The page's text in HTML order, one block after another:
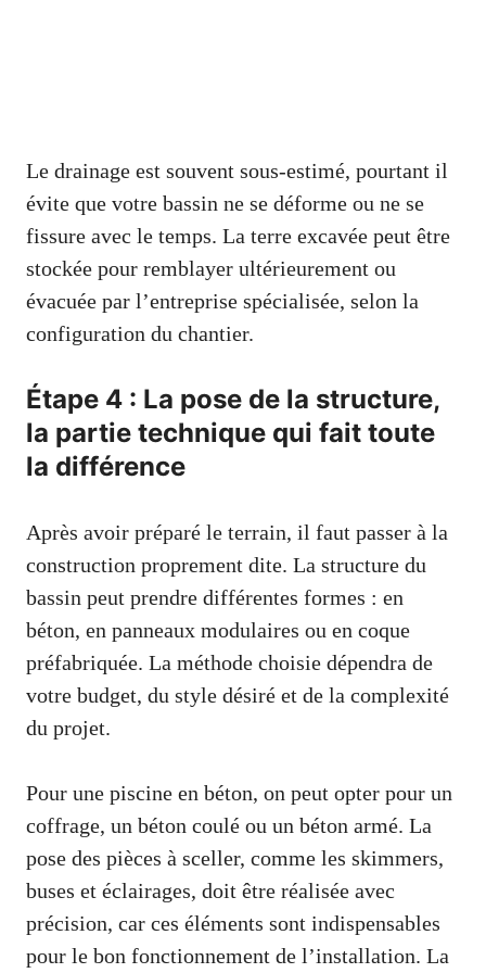
Le drainage est souvent sous-estimé, pourtant il
évite que votre bassin ne se déforme ou ne se
fissure avec le temps. La terre excavée peut être
stockée pour remblayer ultérieurement ou
évacuée par l’entreprise spécialisée, selon la
configuration du chantier.
Étape 4 : La pose de la structure,
la partie technique qui fait toute
la différence
Après avoir préparé le terrain, il faut passer à la
construction proprement dite. La structure du
bassin peut prendre différentes formes : en
béton, en panneaux modulaires ou en coque
préfabriquée. La méthode choisie dépendra de
votre budget, du style désiré et de la complexité
du projet.
Pour une piscine en béton, on peut opter pour un
coffrage, un béton coulé ou un béton armé. La
pose des pièces à sceller, comme les skimmers,
buses et éclairages, doit être réalisée avec
précision, car ces éléments sont indispensables
pour le bon fonctionnement de l’installation. La